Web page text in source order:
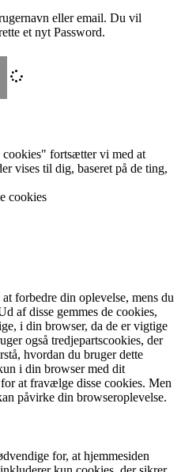
eller email. Du vil
et nyt Password.
fortsætter vi med at
vises til dig, baseret på de ting,
cookies
forbedre din oplevelse, mens du
af disse gemmes de cookies,
i din browser, da de er vigtige
også tredjepartscookies, der
hvordan du bruger dette
i din browser med dit
at fravælge disse cookies. Men
påvirke din browseroplevelse.
for, at hjemmesiden